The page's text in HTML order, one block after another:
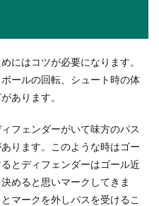
で書いてはいけない理由！
なのはコレが理由
いますよね。でも、名前を赤字で書
グのルールの中でもわかりに
について徹底解説
にはコツが必要になります。
ールの回転、シュート時の体
あります。
フェンダーがいて味方のパス
ります。このような時はゴー
とディフェンダーはゴール近
めると思いマークしてきま
マークを外しパスを受けるこ